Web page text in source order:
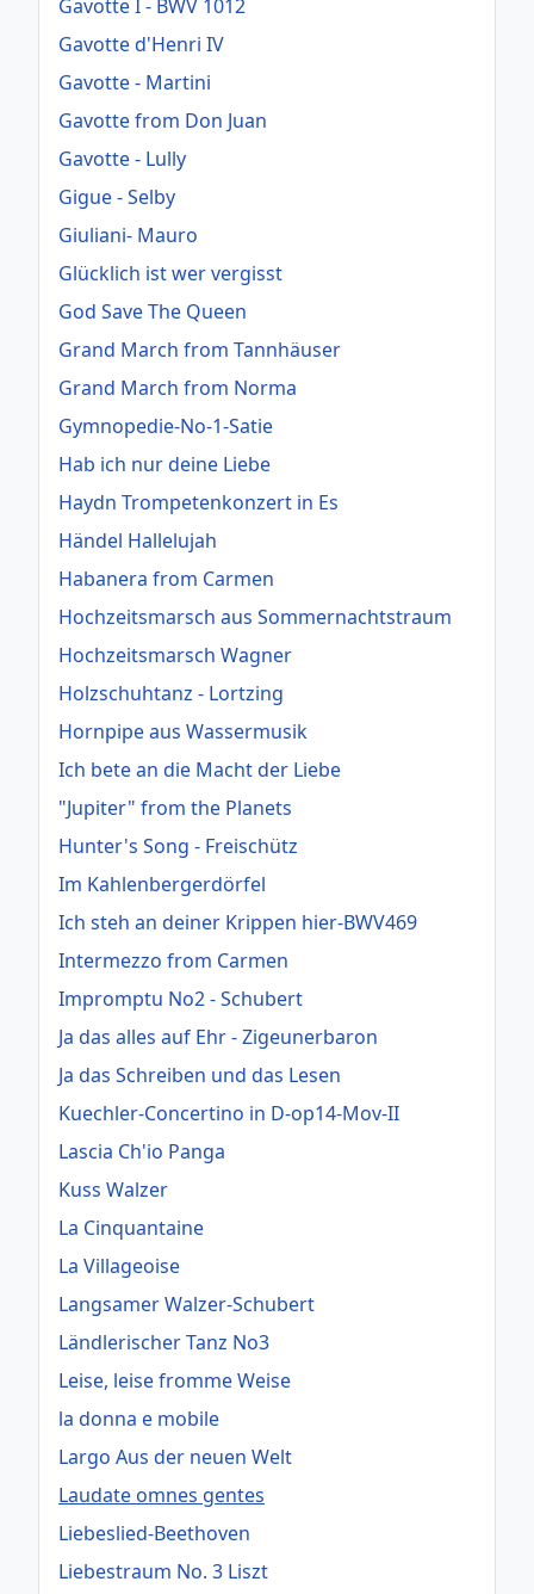
Gavotte I - BWV 1012
Gavotte d'Henri IV
Gavotte - Martini
Gavotte from Don Juan
Gavotte - Lully
Gigue - Selby
Giuliani- Mauro
Glücklich ist wer vergisst
God Save The Queen
Grand March from Tannhäuser
Grand March from Norma
Gymnopedie-No-1-Satie
Hab ich nur deine Liebe
Haydn Trompetenkonzert in Es
Händel Hallelujah
Habanera from Carmen
Hochzeitsmarsch aus Sommernachtstraum
Hochzeitsmarsch Wagner
Holzschuhtanz - Lortzing
Hornpipe aus Wassermusik
Ich bete an die Macht der Liebe
"Jupiter" from the Planets
Hunter's Song - Freischütz
Im Kahlenbergerdörfel
Ich steh an deiner Krippen hier-BWV469
Intermezzo from Carmen
Impromptu No2 - Schubert
Ja das alles auf Ehr - Zigeunerbaron
Ja das Schreiben und das Lesen
Kuechler-Concertino in D-op14-Mov-II
Lascia Ch'io Panga
Kuss Walzer
La Cinquantaine
La Villageoise
Langsamer Walzer-Schubert
Ländlerischer Tanz No3
Leise, leise fromme Weise
la donna e mobile
Largo Aus der neuen Welt
Laudate omnes gentes
Liebeslied-Beethoven
Liebestraum No. 3 Liszt